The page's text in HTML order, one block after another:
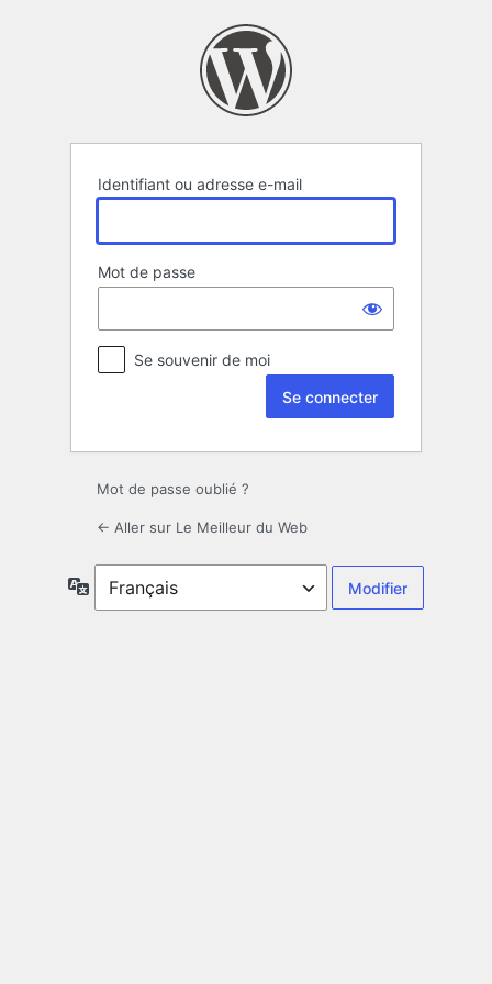
Identifiant ou adresse e-mail
Mot de passe
Se souvenir de moi
Mot de passe oublié ?
← Aller sur Le Meilleur du Web
Langue